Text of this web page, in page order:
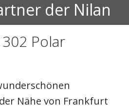
Filter
der Nilan
Polar
Nähe von Frankfurt